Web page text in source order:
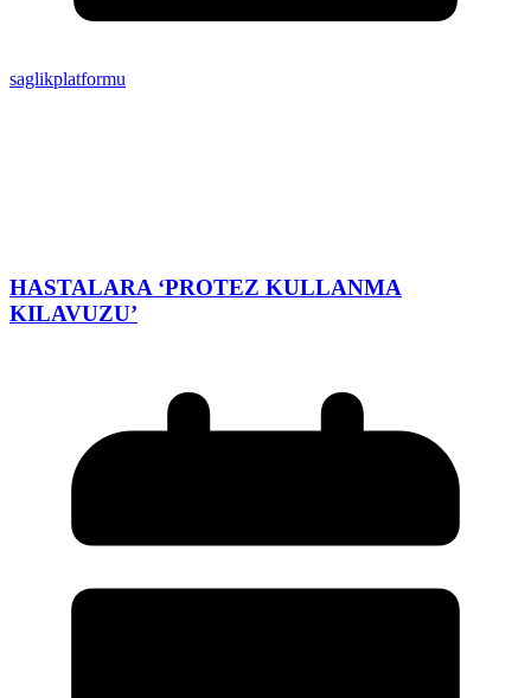
saglikplatformu
HASTALARA ‘PROTEZ KULLANMA
KILAVUZU’